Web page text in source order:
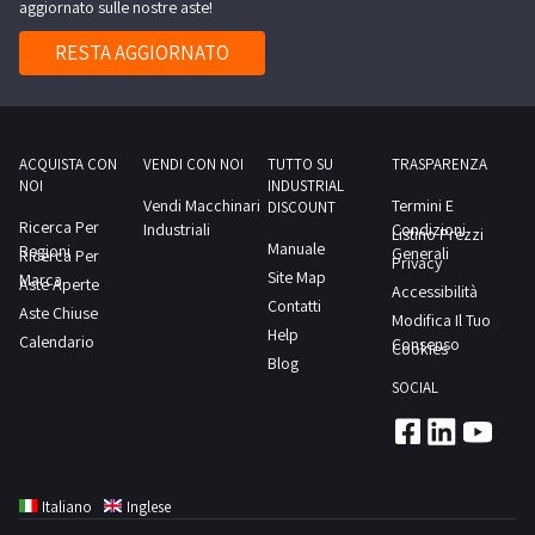
vendita,
con
divieto
di
cessione
un
RITIRO:-
1
giorno
certificazione
al
Professionista.
Quest’ultimo,
caso
di
mancata
dovrà
concordato:
1
depositato
presso
altro
magazzino.NOTE
RITIRO:-
massima
giorno
aggiornato sulle nostre aste!
RESTA AGGIORNATO
ACQUISTA CON
NOI
Ricerca Per
Regioni
Ricerca Per
Marca
Aste Aperte
Aste Chiuse
Calendario
VENDI CON NOI
Vendi Macchinari
Industriali
TUTTO SU
INDUSTRIAL
DISCOUNT
Manuale
Site Map
Contatti
Help
Blog
TRASPARENZA
Termini E
Condizioni
Generali
Listino Prezzi
Privacy
Accessibilità
Modifica Il Tuo
Consenso
Cookies
SOCIAL
Italiano Inglese